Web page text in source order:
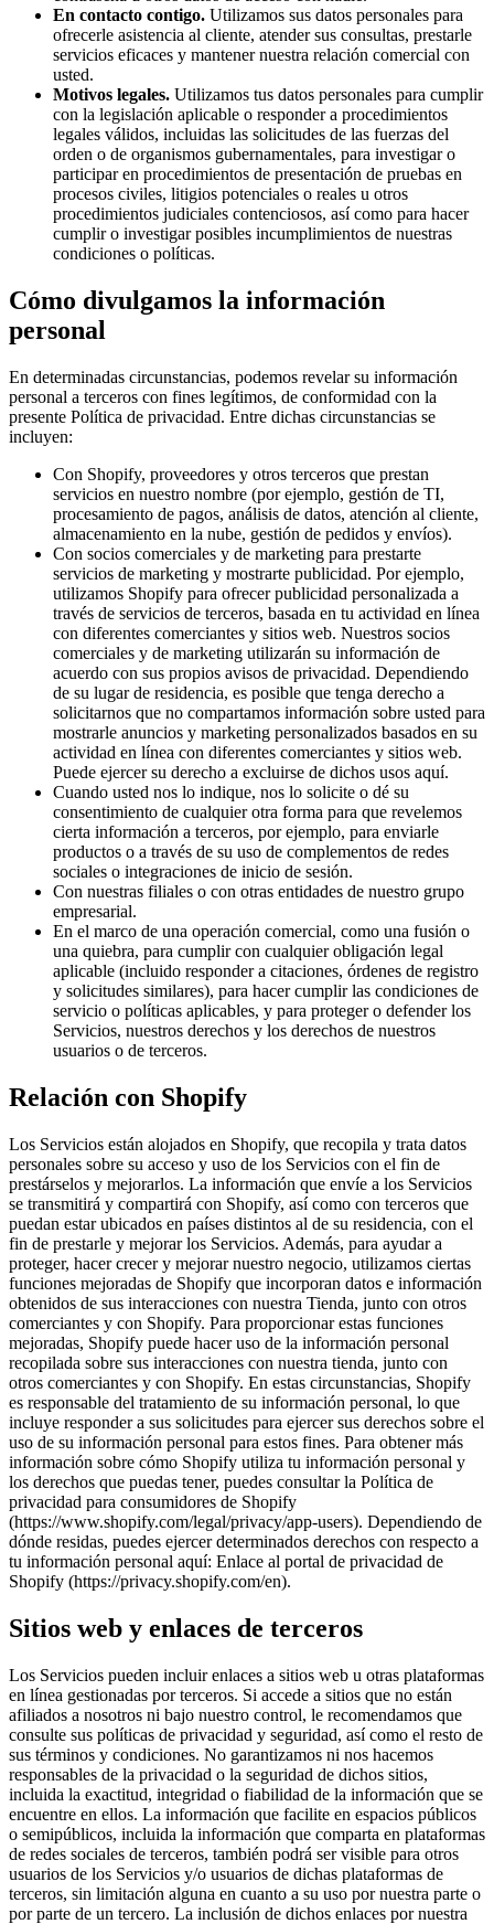
En contacto contigo. Utilizamos sus datos personales para
ofrecerle asistencia al cliente, atender sus consultas, prestarle
servicios eficaces y mantener nuestra relación comercial con
usted.
Motivos legales. Utilizamos tus datos personales para cumplir
con la legislación aplicable o responder a procedimientos
legales válidos, incluidas las solicitudes de las fuerzas del
orden o de organismos gubernamentales, para investigar o
participar en procedimientos de presentación de pruebas en
procesos civiles, litigios potenciales o reales u otros
procedimientos judiciales contenciosos, así como para hacer
cumplir o investigar posibles incumplimientos de nuestras
condiciones o políticas.
Cómo divulgamos la información
personal
En determinadas circunstancias, podemos revelar su información
personal a terceros con fines legítimos, de conformidad con la
presente Política de privacidad. Entre dichas circunstancias se
incluyen:
Con Shopify, proveedores y otros terceros que prestan
servicios en nuestro nombre (por ejemplo, gestión de TI,
procesamiento de pagos, análisis de datos, atención al cliente,
almacenamiento en la nube, gestión de pedidos y envíos).
Con socios comerciales y de marketing para prestarte
servicios de marketing y mostrarte publicidad. Por ejemplo,
utilizamos Shopify para ofrecer publicidad personalizada a
través de servicios de terceros, basada en tu actividad en línea
con diferentes comerciantes y sitios web. Nuestros socios
comerciales y de marketing utilizarán su información de
acuerdo con sus propios avisos de privacidad. Dependiendo
de su lugar de residencia, es posible que tenga derecho a
solicitarnos que no compartamos información sobre usted para
mostrarle anuncios y marketing personalizados basados en su
actividad en línea con diferentes comerciantes y sitios web.
Puede ejercer su derecho a excluirse de dichos usos aquí.
Cuando usted nos lo indique, nos lo solicite o dé su
consentimiento de cualquier otra forma para que revelemos
cierta información a terceros, por ejemplo, para enviarle
productos o a través de su uso de complementos de redes
sociales o integraciones de inicio de sesión.
Con nuestras filiales o con otras entidades de nuestro grupo
empresarial.
En el marco de una operación comercial, como una fusión o
una quiebra, para cumplir con cualquier obligación legal
aplicable (incluido responder a citaciones, órdenes de registro
y solicitudes similares), para hacer cumplir las condiciones de
servicio o políticas aplicables, y para proteger o defender los
Servicios, nuestros derechos y los derechos de nuestros
usuarios o de terceros.
Relación con Shopify
Los Servicios están alojados en Shopify, que recopila y trata datos
personales sobre su acceso y uso de los Servicios con el fin de
prestárselos y mejorarlos. La información que envíe a los Servicios
se transmitirá y compartirá con Shopify, así como con terceros que
puedan estar ubicados en países distintos al de su residencia, con el
fin de prestarle y mejorar los Servicios. Además, para ayudar a
proteger, hacer crecer y mejorar nuestro negocio, utilizamos ciertas
funciones mejoradas de Shopify que incorporan datos e información
obtenidos de sus interacciones con nuestra Tienda, junto con otros
comerciantes y con Shopify. Para proporcionar estas funciones
mejoradas, Shopify puede hacer uso de la información personal
recopilada sobre sus interacciones con nuestra tienda, junto con
otros comerciantes y con Shopify. En estas circunstancias, Shopify
es responsable del tratamiento de su información personal, lo que
incluye responder a sus solicitudes para ejercer sus derechos sobre el
uso de su información personal para estos fines. Para obtener más
información sobre cómo Shopify utiliza tu información personal y
los derechos que puedas tener, puedes consultar la Política de
privacidad para consumidores de Shopify
(https://www.shopify.com/legal/privacy/app-users). Dependiendo de
dónde residas, puedes ejercer determinados derechos con respecto a
tu información personal aquí: Enlace al portal de privacidad de
Shopify (https://privacy.shopify.com/en).
Sitios web y enlaces de terceros
Los Servicios pueden incluir enlaces a sitios web u otras plataformas
en línea gestionadas por terceros. Si accede a sitios que no están
afiliados a nosotros ni bajo nuestro control, le recomendamos que
consulte sus políticas de privacidad y seguridad, así como el resto de
sus términos y condiciones. No garantizamos ni nos hacemos
responsables de la privacidad o la seguridad de dichos sitios,
incluida la exactitud, integridad o fiabilidad de la información que se
encuentre en ellos. La información que facilite en espacios públicos
o semipúblicos, incluida la información que comparta en plataformas
de redes sociales de terceros, también podrá ser visible para otros
usuarios de los Servicios y/o usuarios de dichas plataformas de
terceros, sin limitación alguna en cuanto a su uso por nuestra parte o
por parte de un tercero. La inclusión de dichos enlaces por nuestra